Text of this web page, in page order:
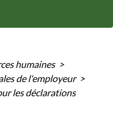
humaines >
de l'employeur >
les déclarations